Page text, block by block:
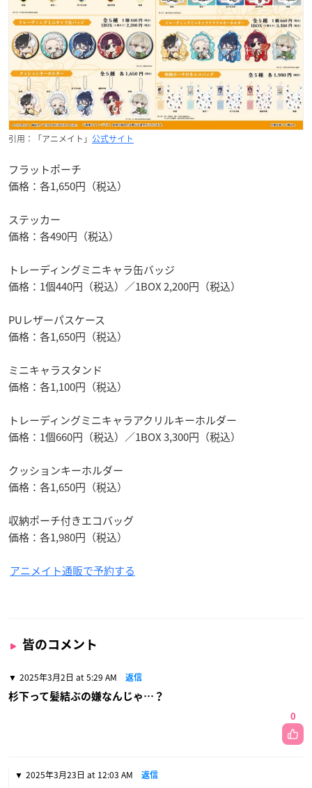
引用：「アニメイト」 公式サイト
フラットポーチ
価格：各1,650円（税込）
ステッカー
価格：各490円（税込）
トレーディングミニキャラ缶バッジ
価格：1個440円（税込）／1BOX 2,200円（税込）
PUレザーパスケース
価格：各1,650円（税込）
ミニキャラスタンド
価格：各1,100円（税込）
トレーディングミニキャラアクリルキーホルダー
価格：1個660円（税込）／1BOX 3,300円（税込）
クッションキーホルダー
価格：各1,650円（税込）
収納ポーチ付きエコバッグ
価格：各1,980円（税込）
アニメイト通販で予約する
皆のコメント
2025年3月2日 at 5:29 AM 返信
杉下って髪結ぶの嫌なんじゃ…？
0
2025年3月23日 at 12:03 AM 返信